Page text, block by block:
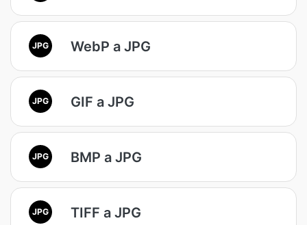
JPG WebP a JPG
JPG GIF a JPG
JPG BMP a JPG
JPG TIFF a JPG